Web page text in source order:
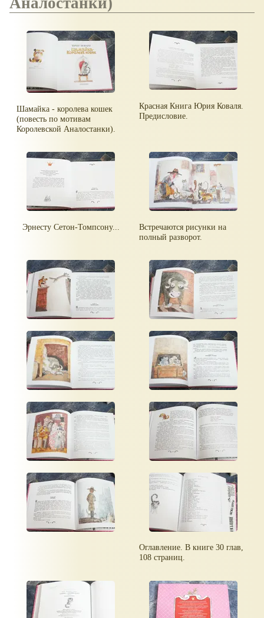
Шамайка - королева кошек
(повесть по мотивам
Королевской Аналостанки).
Красная Книга Юрия Коваля.
Предисловие.
Эрнесту Сетон-Томпсону...
Встречаются рисунки на
полный разворот.
Оглавление. В книге 30 глав,
108 страниц.